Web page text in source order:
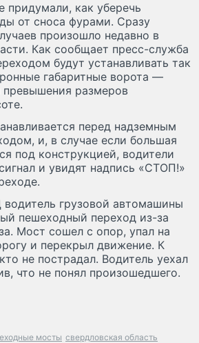
придумали, как уберечь
от сноса фурами. Сразу
произошло недавно в
Как сообщает пресс-служба
будут устанавливать так
габаритные ворота —
размеров
перед надземным
и, в случае если большая
под конструкцией, водители
и увидят надпись «СТОП!»
грузовой автомашины
пешеходный переход из-за
Мост сошел с опор, упал на
и перекрыл движение. К
не пострадал. Водитель уехал
что не понял произошедшего.
мосты свердловская область